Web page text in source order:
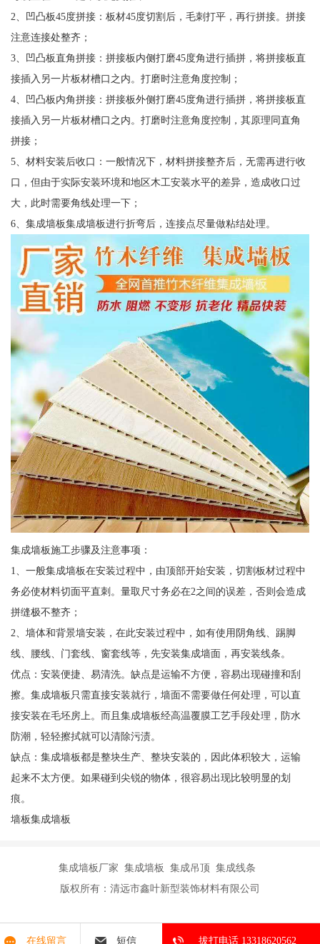
2、凹凸板45度拼接：板材45度切割后，毛刺打平，再行拼接。拼接
注意连接处整齐；
3、凹凸板直角拼接：拼接板内侧打磨45度角进行插拼，将拼接板直
接插入另一片板材槽口之内。打磨时注意角度控制；
4、凹凸板内角拼接：拼接板外侧打磨45度角进行插拼，将拼接板直
接插入另一片板材槽口之内。打磨时注意角度控制，其原理同直角
拼接；
5、材料安装后收口：一般情况下，材料拼接整齐后，无需再进行收
口，但由于实际安装环境和地区木工安装水平的差异，造成收口过
大，此时需要角线处理一下；
6、集成墙板集成墙板进行折弯后，连接点尽量做粘结处理。
集成墙板施工步骤及注意事项：
1、一般集成墙板在安装过程中，由顶部开始安装，切割板材过程中
务必使材料切面平直刺。量取尺寸务必在2之间的误差，否则会造成
拼缝极不整齐；
2、墙体和背景墙安装，在此安装过程中，如有使用阴角线、踢脚
线、腰线、门套线、窗套线等，先安装集成墙面，再安装线条。
优点：安装便捷、易清洗。缺点是运输不方便，容易出现碰撞和刮
擦。集成墙板只需直接安装就行，墙面不需要做任何处理，可以直
接安装在毛坯房上。而且集成墙板经高温覆膜工艺手段处理，防水
防潮，轻轻擦拭就可以清除污渍。
缺点：集成墙板都是整块生产、整块安装的，因此体积较大，运输
起来不太方便。如果碰到尖锐的物体，很容易出现比较明显的划
痕。
墙板集成墙板
集成墙板厂家 集成墙板 集成吊顶 集成线条
版权所有：清远市鑫叶新型装饰材料有限公司
在线留言 短信 拔打电话 13318620562